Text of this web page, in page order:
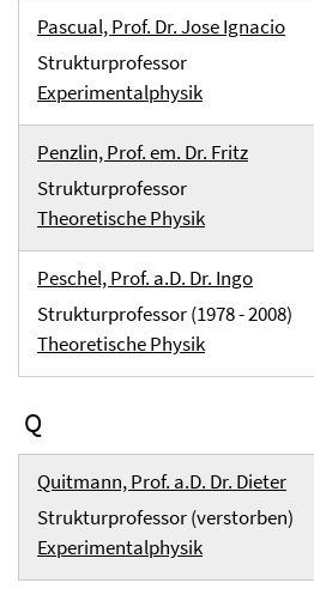
Pascual, Prof. Dr. Jose Ignacio
Strukturprofessor
Experimentalphysik
Penzlin, Prof. em. Dr. Fritz
Strukturprofessor
Theoretische Physik
Peschel, Prof. a.D. Dr. Ingo
Strukturprofessor (1978 - 2008)
Theoretische Physik
Q
Quitmann, Prof. a.D. Dr. Dieter
Strukturprofessor (verstorben)
Experimentalphysik